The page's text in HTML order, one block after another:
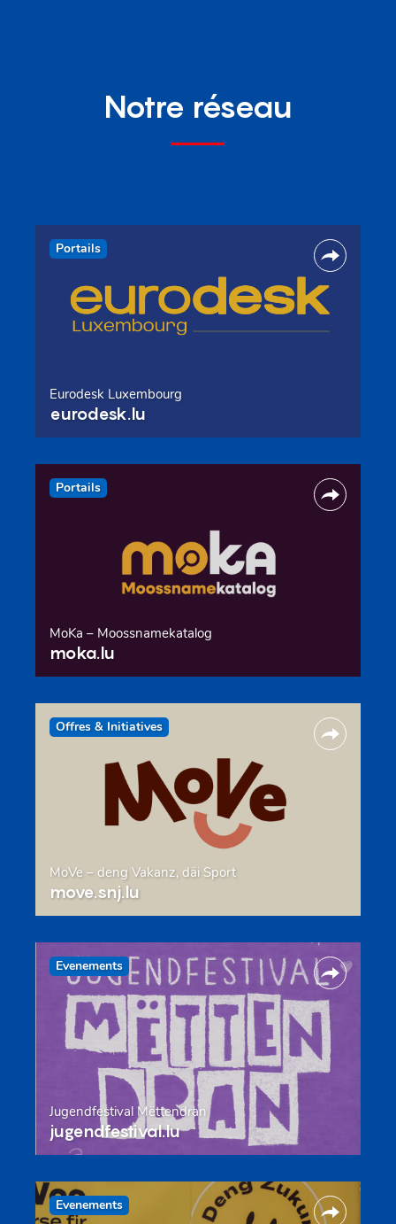
Notre réseau
Portails
Eurodesk Luxembourg
eurodesk.lu
Portails
MoKa – Moossnamekatalog
moka.lu
Offres & Initiatives
MoVe – deng Vakanz, däi Sport
move.snj.lu
Evenements
Jugendfestival Mëttendran
jugendfestival.lu
Evenements